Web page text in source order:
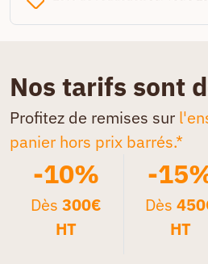
Nos tarifs sont
Profitez de remises sur
panier hors prix barrés.*
-10%
Dès300€
HT
-
Dès
HT